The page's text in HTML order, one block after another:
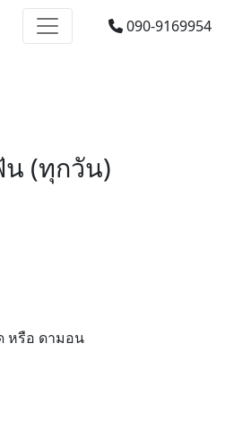
090-9169954
(ทุกวัน)
หรือ ดามอน